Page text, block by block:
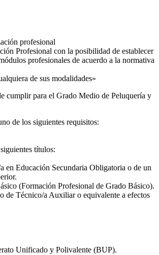
profesional
Profesional con la posibilidad de establecer
profesionales de acuerdo a la normativa
de sus modalidades»
cumplir para el Grado Medio de Peluquería y
de los siguientes requisitos:
títulos:
en Educación Secundaria Obligatoria o de un
(Formación Profesional de Grado Básico).
de Técnico/a Auxiliar o equivalente a efectos
Unificado y Polivalente (BUP).